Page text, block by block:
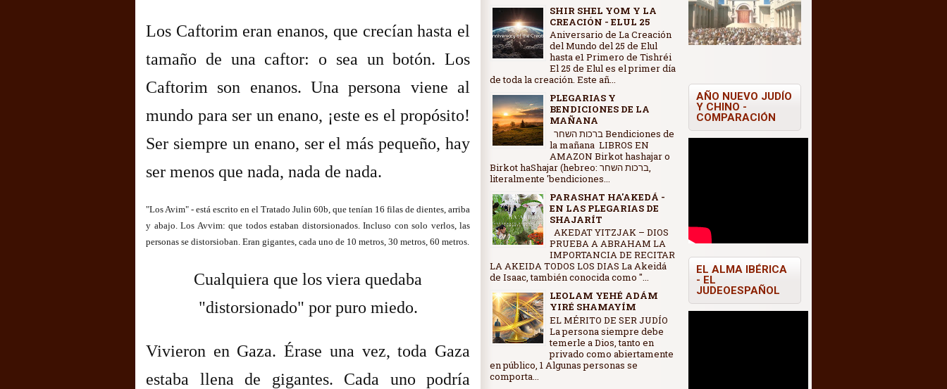
Los Caftorim eran enanos, que crecían hasta el
tamaño de una caftor: o sea un botón. Los
Caftorim son enanos. Una persona viene al
mundo para ser un enano, ¡este es el propósito!
Ser siempre un enano, ser el más pequeño, hay
ser menos que nada, nada de nada.
"Los Avim" - está escrito en el Tratado Julin 60b, que tenían 16 filas de dientes, arriba
y abajo. Los Avvim: que todos estaban distorsionados. Incluso con solo verlos, las
personas se distorsioban. Eran gigantes, cada uno de 10 metros, 30 metros, 60 metros.
Cualquiera que los viera quedaba
"distorsionado" por puro miedo.
Vivieron en Gaza. Érase una vez, toda Gaza
estaba llena de gigantes. Cada uno podría
SHIR SHEL YOM Y LA
CREACIÓN - ELUL 25
Aniversario de La Creación
del Mundo del 25 de Elul
hasta e1 Primero de Tishréi
El 25 de Elul es el primer día
de toda la creación. Este añ...
PLEGARIAS Y
BENDICIONES DE LA
MAÑANA
la mañana LIBROS EN
AMAZON Birkot hashajar o
Birkot haShajar (hebreo: ברכות השחר,
literalmente 'bendiciones...
PARASHAT HA'AKEDÁ -
EN LAS PLEGARIAS DE
SHAJARÍT
AKEDAT YITZJAK – DIOS
PRUEBA A ABRAHAM LA
IMPORTANCIA DE RECITAR
LA AKEIDA TODOS LOS DIAS La Akeidá
de Isaac, también conocida como "...
LEOLAM YEHÉ ADÁM
YIRÉ SHAMAYÍM
EL MÉRITO DE SER JUDÍO
La persona siempre debe
temerle a Dios, tanto en
privado como abiertamente
en público, 1 Algunas personas se
comporta...
AÑO NUEVO JUDÍO
Y CHINO -
COMPARACIÓN
EL ALMA IBÉRICA
- EL
JUDEOESPAÑOL